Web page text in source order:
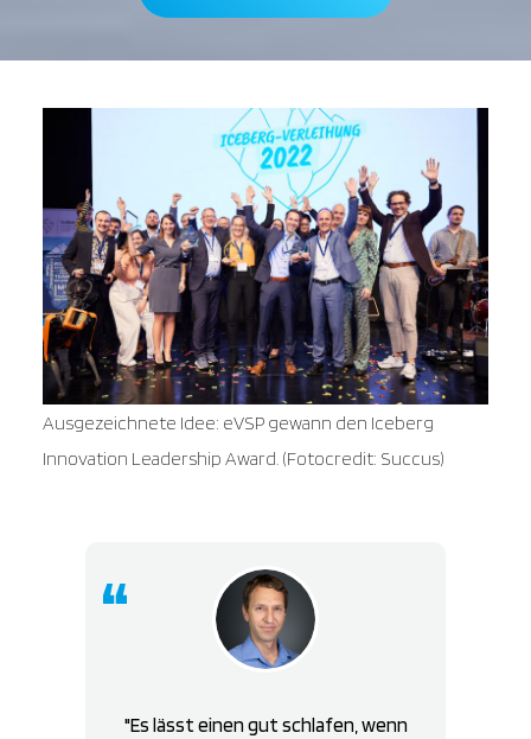
Ausgezeichnete Idee: eVSP gewann den Iceberg
Innovation Leadership Award. (Fotocredit: Succus)
Es lässt einen gut schlafen, wenn